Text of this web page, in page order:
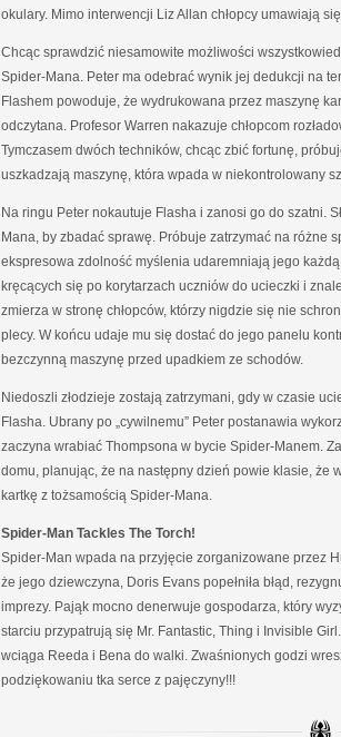
okulary. Mimo interwencji Liz Allan chłopcy umawiają
Chcąc sprawdzić niesamowite możliwości
Spider-Mana. Peter ma odebrać wynik jej dedukcji na
Flashem powoduje, że wydrukowana przez maszynę
odczytana. Profesor Warren nakazuje chłopcom
Tymczasem dwóch techników, chcąc zbić fortunę,
uszkadzają maszynę, która wpada w niekontrolowany
Na ringu Peter nokautuje Flasha i zanosi go do szatni.
Mana, by zbadać sprawę. Próbuje zatrzymać na różne
ekspresowa zdolność myślenia udaremniają jego
kręcących się po korytarzach uczniów do ucieczki i
zmierza w stronę chłopców, którzy nigdzie się nie
plecy. W końcu udaje mu się dostać do jego panelu
bezczynną maszynę przed upadkiem ze schodów.
Niedoszli złodzieje zostają zatrzymani, gdy w czasie
Flasha. Ubrany po „cywilnemu” Peter postanawia
zaczyna wrabiać Thompsona w bycie Spider-Manem.
domu, planując, że na następny dzień powie klasie, że
kartkę z tożsamością Spider-Mana.
Spider-Man Tackles The Torch!
Spider-Man wpada na przyjęcie zorganizowane przez
że jego dziewczyna, Doris Evans popełniła błąd,
imprezy. Pająk mocno denerwuje gospodarza, który
starciu przypatrują się Mr. Fantastic, Thing i Invisible
wciąga Reeda i Bena do walki. Zwaśnionych godzi
podziękowaniu tka serce z pajęczyny!!!